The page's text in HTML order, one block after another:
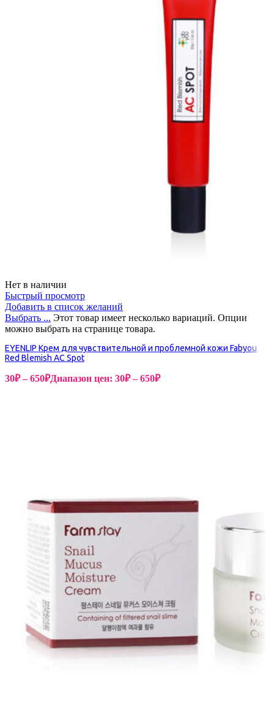
Нет в наличии
Быстрый просмотр
Добавить в список желаний
Выбрать ... Этот товар имеет несколько вариаций. Опции
можно выбрать на странице товара.
EYENLIP Крем для чувствительной и проблемной кожи Fabyou
Red Blemish AC Spot
30₽ – 650₽Диапазон цен: 30₽ – 650₽